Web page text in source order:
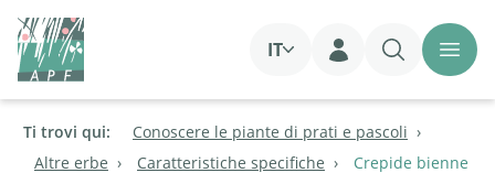
IT
Login
Ti trovi qui:
Conoscere le piante di prati e pascoli
Altre erbe
Caratteristiche specifiche Crepide bienne